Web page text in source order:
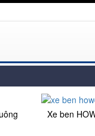
Xe ben